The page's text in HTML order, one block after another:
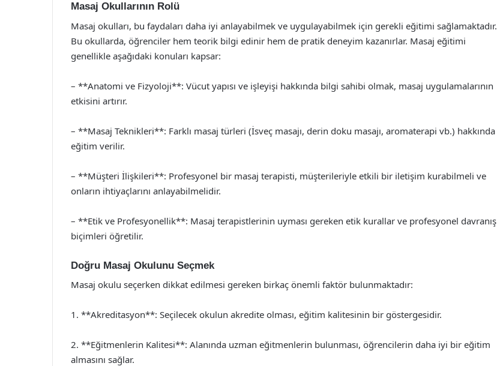
Masaj Okullarının Rolü
Masaj okulları, bu faydaları daha iyi anlayabilmek ve uygulayabilmek için gerekli eğitimi sağlamaktadır.
Bu okullarda, öğrenciler hem teorik bilgi edinir hem de pratik deneyim kazanırlar. Masaj eğitimi
genellikle aşağıdaki konuları kapsar:
– **Anatomi ve Fizyoloji**: Vücut yapısı ve işleyişi hakkında bilgi sahibi olmak, masaj uygulamalarının
etkisini artırır.
– **Masaj Teknikleri**: Farklı masaj türleri (İsveç masajı, derin doku masajı, aromaterapi vb.) hakkında
eğitim verilir.
– **Müşteri İlişkileri**: Profesyonel bir masaj terapisti, müşterileriyle etkili bir iletişim kurabilmeli ve
onların ihtiyaçlarını anlayabilmelidir.
– **Etik ve Profesyonellik**: Masaj terapistlerinin uyması gereken etik kurallar ve profesyonel davranış
biçimleri öğretilir.
Doğru Masaj Okulunu Seçmek
Masaj okulu seçerken dikkat edilmesi gereken birkaç önemli faktör bulunmaktadır:
1. **Akreditasyon**: Seçilecek okulun akredite olması, eğitim kalitesinin bir göstergesidir.
2. **Eğitmenlerin Kalitesi**: Alanında uzman eğitmenlerin bulunması, öğrencilerin daha iyi bir eğitim
almasını sağlar.